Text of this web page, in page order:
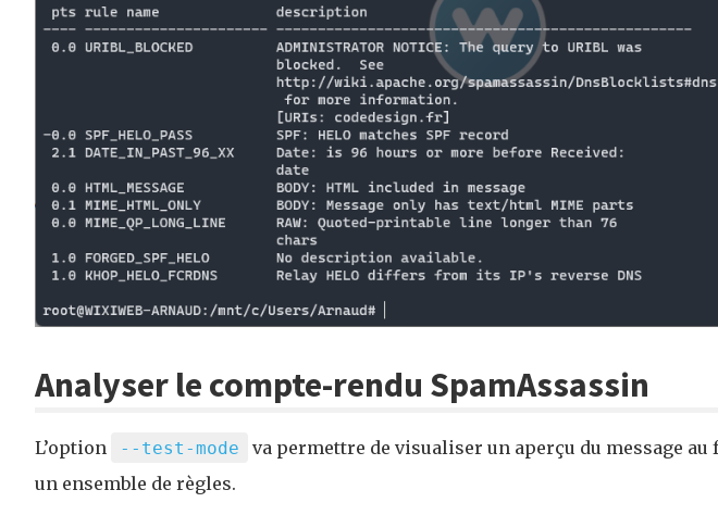
Analyser le compte-rendu SpamAssassin
L’option --test-mode
va permettre de visualiser un aperçu du message au
un ensemble de règles.